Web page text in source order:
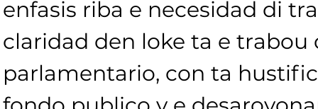
enfasis riba e necesidad di
claridad den loke ta e
parlamentario, con ta